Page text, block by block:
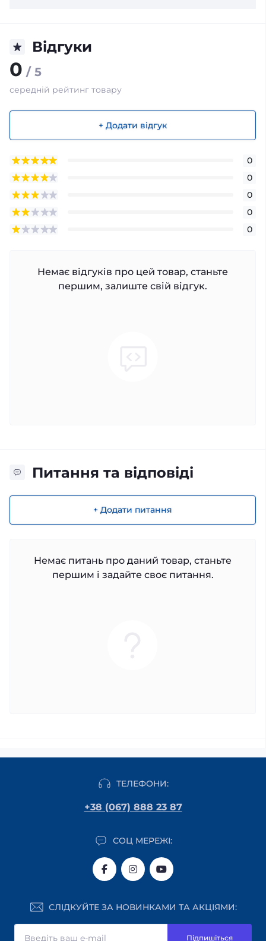
Відгуки
0 / 5
середній рейтинг товару
+ Додати відгук
0
0
0
0
0
Немає відгуків про цей товар, станьте
першим, залиште свій відгук.
Питання та відповіді
+ Додати питання
Немає питань про даний товар, станьте
першим і задайте своє питання.
ТЕЛЕФОНИ:
+38 (067) 888 23 87
СОЦ МЕРЕЖІ:
СЛІДКУЙТЕ ЗА НОВИНКАМИ ТА АКЦІЯМИ:
Підпишіться